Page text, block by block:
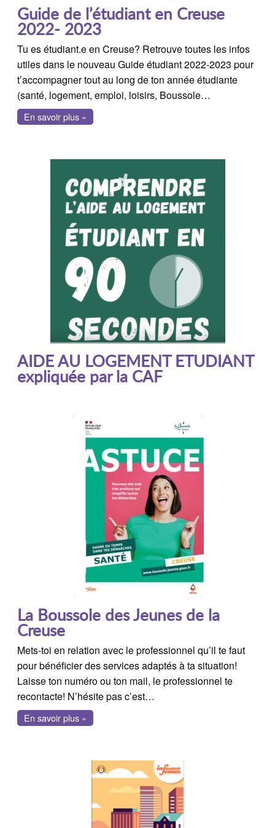
Guide de l’étudiant en Creuse
2022- 2023
Tu es étudiant.e en Creuse? Retrouve toutes les infos
utiles dans le nouveau Guide étudiant 2022-2023 pour
t’accompagner tout au long de ton année étudiante
(santé, logement, emploi, loisirs, Boussole…
En savoir plus »
AIDE AU LOGEMENT ETUDIANT
expliquée par la CAF
La Boussole des Jeunes de la
Creuse
Mets-toi en relation avec le professionnel qu’il te faut
pour bénéficier des services adaptés à ta situation!
Laisse ton numéro ou ton mail, le professionnel te
recontacte! N’hésite pas c’est…
En savoir plus »